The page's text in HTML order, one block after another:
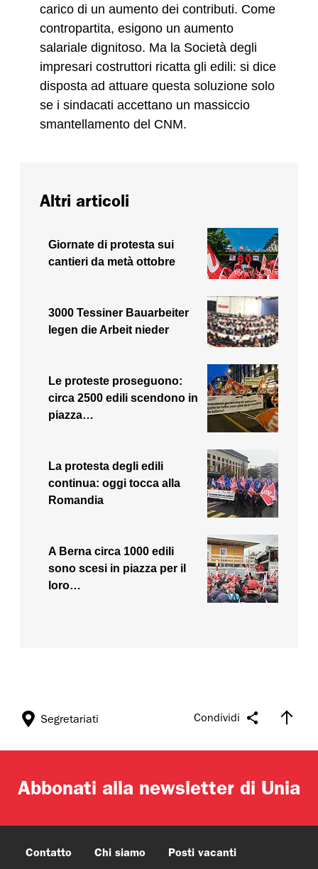
carico di un aumento dei contributi. Come
contropartita, esigono un aumento
salariale dignitoso. Ma la Società degli
impresari costruttori ricatta gli edili: si dice
disposta ad attuare questa soluzione solo
se i sindacati accettano un massiccio
smantellamento del CNM.
Altri articoli
Giornate di protesta sui
cantieri da metà ottobre
3000 Tessiner Bauarbeiter
legen die Arbeit nieder
Le proteste proseguono:
circa 2500 edili scendono in
piazza…
La protesta degli edili
continua: oggi tocca alla
Romandia
A Berna circa 1000 edili
sono scesi in piazza per il
loro…
Condividi
Segretariati
Abbonati alla newsletter di Unia
Contatto Chi siamo Posti vacanti